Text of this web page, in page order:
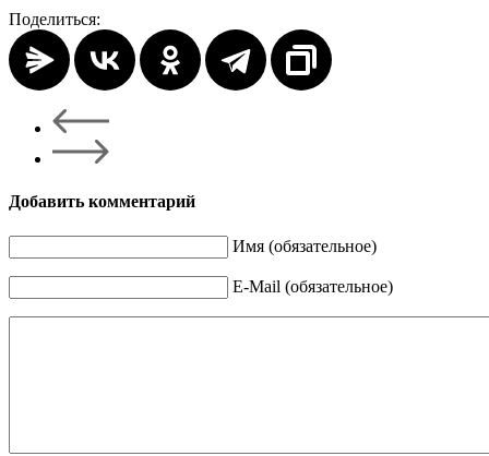
Поделиться:
Добавить комментарий
Имя (обязательное)
E-Mail (обязательное)